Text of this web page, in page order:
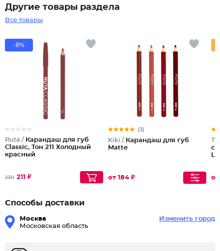
Другие товары раздела
Все товары
-8%
Ruta / Карандаш для губ
Classic, Тон 211 Холодный
красный
230 211 ₽
(3)
Kiki / Карандаш для губ
Matte
от 184 ₽
с
Способы доставки
Москва
Московская область
Изменить город